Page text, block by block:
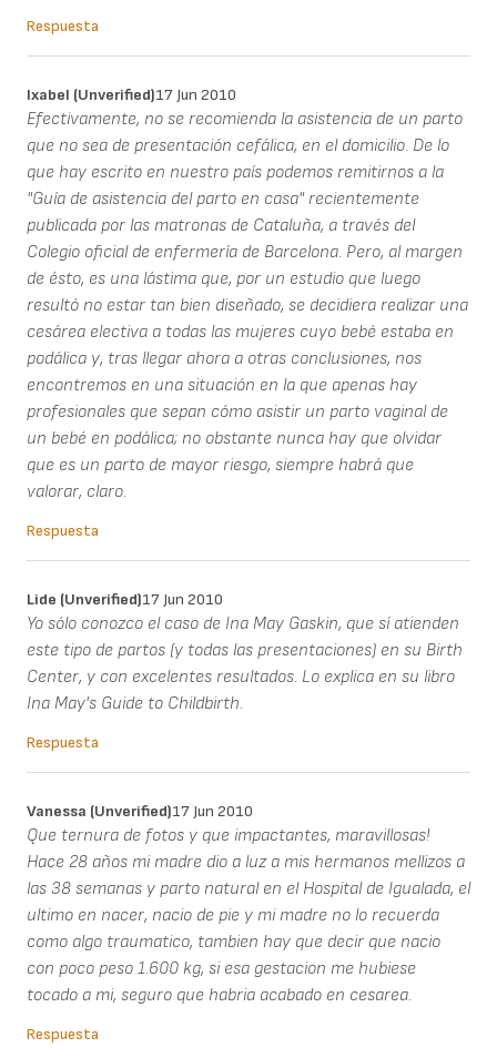
Respuesta
Ixabel (unverified)17 Jun 2010
Efectivamente, no se recomienda la asistencia de un parto
que no sea de presentación cefálica, en el domicilio. De lo
que hay escrito en nuestro país podemos remitirnos a la
"Guía de asistencia del parto en casa" recientemente
publicada por las matronas de Cataluña, a través del
Colegio oficial de enfermería de Barcelona. Pero, al margen
de ésto, es una lástima que, por un estudio que luego
resultó no estar tan bien diseñado, se decidiera realizar una
cesárea electiva a todas las mujeres cuyo bebé estaba en
podálica y, tras llegar ahora a otras conclusiones, nos
encontremos en una situación en la que apenas hay
profesionales que sepan cómo asistir un parto vaginal de
un bebé en podálica; no obstante nunca hay que olvidar
que es un parto de mayor riesgo, siempre habrá que
valorar, claro.
Respuesta
Lide (unverified)17 Jun 2010
Yo sólo conozco el caso de Ina May Gaskin, que sí atienden
este tipo de partos (y todas las presentaciones) en su Birth
Center, y con excelentes resultados. Lo explica en su libro
Ina May's Guide to Childbirth.
Respuesta
Vanessa (unverified)17 Jun 2010
Que ternura de fotos y que impactantes, maravillosas!
Hace 28 años mi madre dio a luz a mis hermanos mellizos a
las 38 semanas y parto natural en el Hospital de Igualada, el
ultimo en nacer, nacio de pie y mi madre no lo recuerda
como algo traumatico, tambien hay que decir que nacio
con poco peso 1.600 kg, si esa gestacion me hubiese
tocado a mi, seguro que habria acabado en cesarea.
Respuesta